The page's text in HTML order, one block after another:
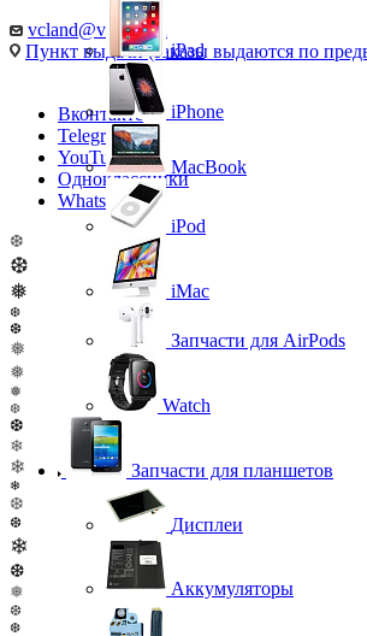
vcland@vcland.ru
Пункт выдачи (заказы выдаются по
Вконтакте
Telegram
YouTube
Одноклассники
WhatsApp
❆
❆
❅
❆
❆
❅
❅
❅
❆
❆
❄
❄
❄
❆
❆
❄
❆
❅
❆
❆
iPad
iPhone
MacBook
iPod
iMac
Запчасти для AirPods
Watch
Запчасти для планшетов
Дисплеи
Аккумуляторы